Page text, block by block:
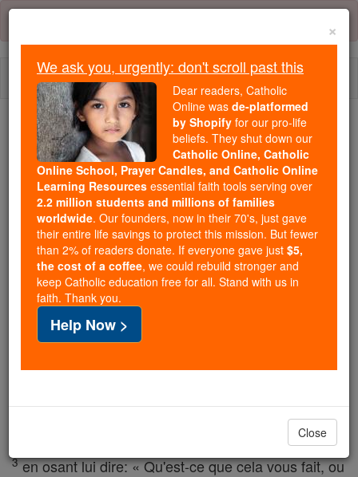
Skip
content
Trending:
Daily Reading for Thursday, October ...
Today's Reading The Mysteries of the Rosary
Job - Chapitre 35
Job ⌄ Chapter 35 ⌄
Elihu continua son discours. Il a dit :
êtes debout et établir votre droiture devant Dieu
3en osant lui dire: « Qu'est-ce que cela vous fait, ou
×
We ask you, urgently: don't scroll past this
Dear readers, Catholic
Online was de-platformed
by Shopify for our pro-life
beliefs. They shut down our
Catholic Online, Catholic
Online School, Prayer Candles, and Catholic Online
Learning Resources essential faith tools serving over
2.2 million students and millions of families
worldwide. Our founders, now in their 70's, just gave
their entire life savings to protect this mission. But fewer
than 2% of readers donate. If everyone gave just $5,
the cost of a coffee, we could rebuild stronger and
keep Catholic education free for all. Stand with us in
faith. Thank you.
Help Now >
Close